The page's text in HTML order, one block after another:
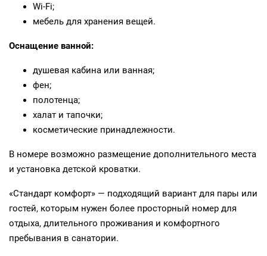
Wi‑Fi;
мебель для хранения вещей.
Оснащение ванной:
душевая кабина или ванная;
фен;
полотенца;
халат и тапочки;
косметические принадлежности.
В номере возможно размещение дополнительного места
и установка детской кроватки.
«Стандарт комфорт» — подходящий вариант для пары или
гостей, которым нужен более просторный номер для
отдыха, длительного проживания и комфортного
пребывания в санатории.